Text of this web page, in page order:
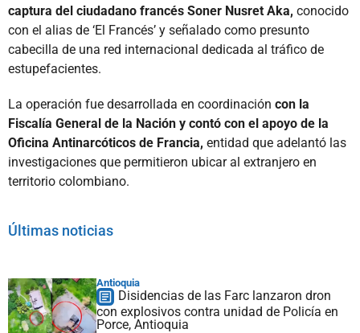
captura del ciudadano francés Soner Nusret Aka, conocido
con el alias de ‘El Francés’ y señalado como presunto
cabecilla de una red internacional dedicada al tráfico de
estupefacientes.
La operación fue desarrollada en coordinación con la
Fiscalía General de la Nación y contó con el apoyo de la
Oficina Antinarcóticos de Francia, entidad que adelantó las
investigaciones que permitieron ubicar al extranjero en
territorio colombiano.
Últimas noticias
Antioquia
Disidencias de las Farc lanzaron dron
con explosivos contra unidad de Policía en
Porce, Antioquia